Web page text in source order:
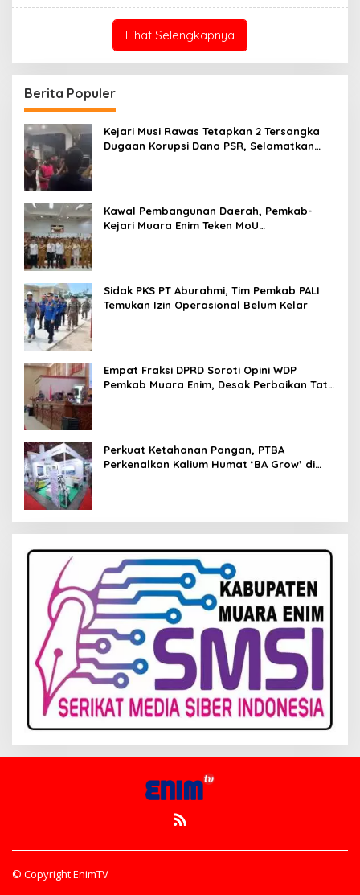
Lihat Selengkapnya
Berita Populer
Kejari Musi Rawas Tetapkan 2 Tersangka
Dugaan Korupsi Dana PSR, Selamatkan
Kawal Pembangunan Daerah, Pemkab-
Kejari Muara Enim Teken MoU
Sidak PKS PT Aburahmi, Tim Pemkab PALI
Temukan Izin Operasional Belum Kelar
Empat Fraksi DPRD Soroti Opini WDP
Pemkab Muara Enim, Desak Perbaikan Tata
Perkuat Ketahanan Pangan, PTBA
Perkenalkan Kalium Humat ‘BA Grow’ di
© Copyright EnimTV